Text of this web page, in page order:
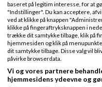
2011 er: Befordring
km. og op til 100 km.
mere
Underskud!
Bedømmelse :
baseret på legitim interesse, for at
"Indstillinger". Du kan acceptere,
ved at klikke på knappen
klikke på fingeraftryksknappen i
trække dit samtykke tilbage, klik på
hjemmesiden og klik på
dit samtykke tilbage. Disse valg vil
påvirke browserdata.
Vi og vores partnere
hjemmesidens ydeevne og